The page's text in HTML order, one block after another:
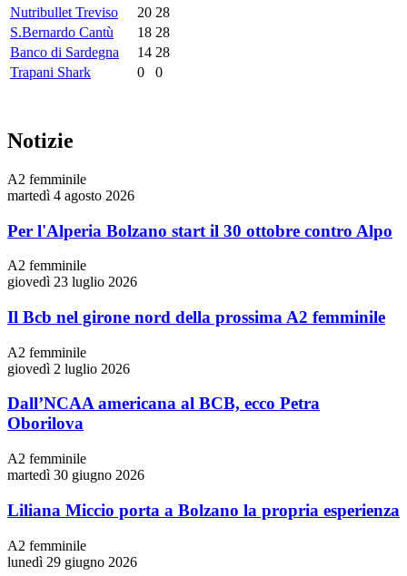
Nutribullet Treviso
20 28
S.Bernardo Cantù
18 28
Banco di Sardegna
14 28
Trapani Shark
0 0
Notizie
A2 femminile
martedì 4 agosto 2026
Per l'Alperia Bolzano start il 30 ottobre contro Alpo
A2 femminile
giovedì 23 luglio 2026
Il Bcb nel girone nord della prossima A2 femminile
A2 femminile
giovedì 2 luglio 2026
Dall’NCAA americana al BCB, ecco Petra
Oborilova
A2 femminile
martedì 30 giugno 2026
Liliana Miccio porta a Bolzano la propria esperienza
A2 femminile
lunedì 29 giugno 2026